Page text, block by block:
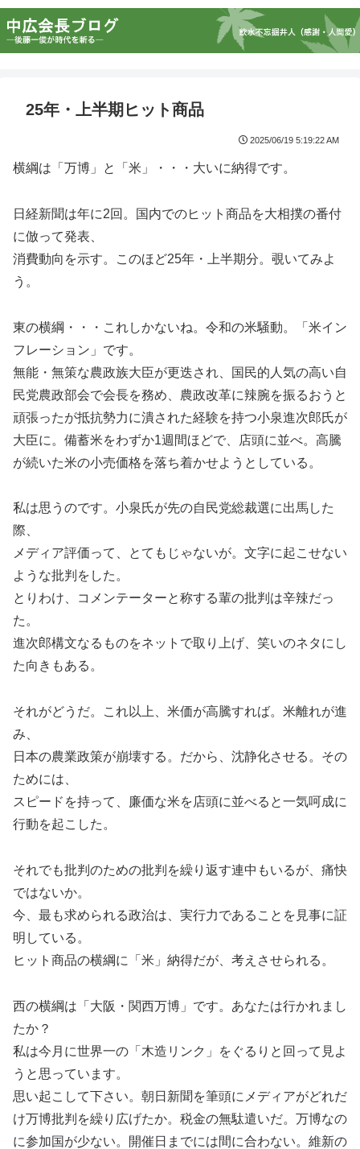
25年・上半期ヒット商品
2025/06/19 5:19:22 AM
横綱は「万博」と「米」・・・大いに納得です。
日経新聞は年に2回。国内でのヒット商品を大相撲の番付
に倣って発表、
消費動向を示す。このほど25年・上半期分。覗いてみよ
う。
東の横綱・・・これしかないね。令和の米騒動。「米イン
フレーション」です。
無能・無策な農政族大臣が更迭され、国民的人気の高い自
民党農政部会で会長を務め、農政改革に辣腕を振るおうと
頑張ったが抵抗勢力に潰された経験を持つ小泉進次郎氏が
大臣に。備蓄米をわずか1週間ほどで、店頭に並べ。高騰
が続いた米の小売価格を落ち着かせようとしている。
私は思うのです。小泉氏が先の自民党総裁選に出馬した
際、
メディア評価って、とてもじゃないが。文字に起こせない
ような批判をした。
とりわけ、コメンテーターと称する輩の批判は辛辣だっ
た。
進次郎構文なるものをネットで取り上げ、笑いのネタにし
た向きもある。
それがどうだ。これ以上、米価が高騰すれば。米離れが進
み、
日本の農業政策が崩壊する。だから、沈静化させる。その
ためには、
スピードを持って、廉価な米を店頭に並べると一気呵成に
行動を起こした。
それでも批判のための批判を繰り返す連中もいるが、痛快
ではないか。
今、最も求められる政治は、実行力であることを見事に証
明している。
ヒット商品の横綱に「米」納得だが、考えさせられる。
西の横綱は「大阪・関西万博」です。あなたは行かれまし
たか？
私は今月に世界一の「木造リンク」をぐるりと回って見よ
うと思っています。
思い起こして下さい。朝日新聞を筆頭にメディアがどれだ
け万博批判を繰り広げたか。税金の無駄遣いだ。万博なの
に参加国が少ない。開催日までには間に合わない。維新の